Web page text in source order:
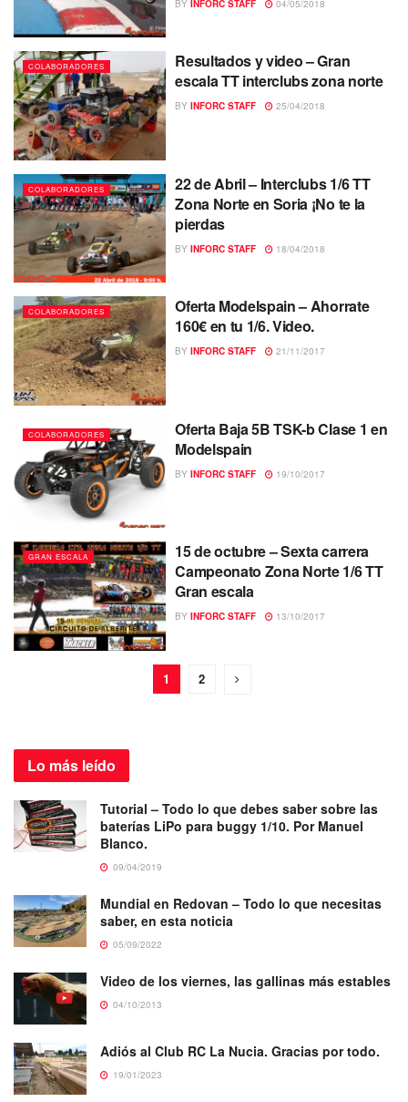
BY INFORC STAFF 04/05/2018
COLABORADORES
Resultados y video – Gran
escala TT interclubs zona norte
BY INFORC STAFF 25/04/2018
COLABORADORES
22 de Abril – Interclubs 1/6 TT
Zona Norte en Soria ¡No te la
pierdas
BY INFORC STAFF 18/04/2018
COLABORADORES
Oferta Modelspain – Ahorrate
160€ en tu 1/6. Video.
BY INFORC STAFF 21/11/2017
COLABORADORES
Oferta Baja 5B TSK-b Clase 1 en
Modelspain
BY INFORC STAFF 19/10/2017
GRAN ESCALA
15 de octubre – Sexta carrera
Campeonato Zona Norte 1/6 TT
Gran escala
BY INFORC STAFF 13/10/2017
1 2
Lo más leído
Tutorial – Todo lo que debes saber sobre las
baterías LiPo para buggy 1/10. Por Manuel
Blanco.
09/04/2019
Mundial en Redovan – Todo lo que necesitas
saber, en esta noticia
05/09/2022
Video de los viernes, las gallinas más estables
04/10/2013
Adiós al Club RC La Nucia. Gracias por todo.
19/01/2023